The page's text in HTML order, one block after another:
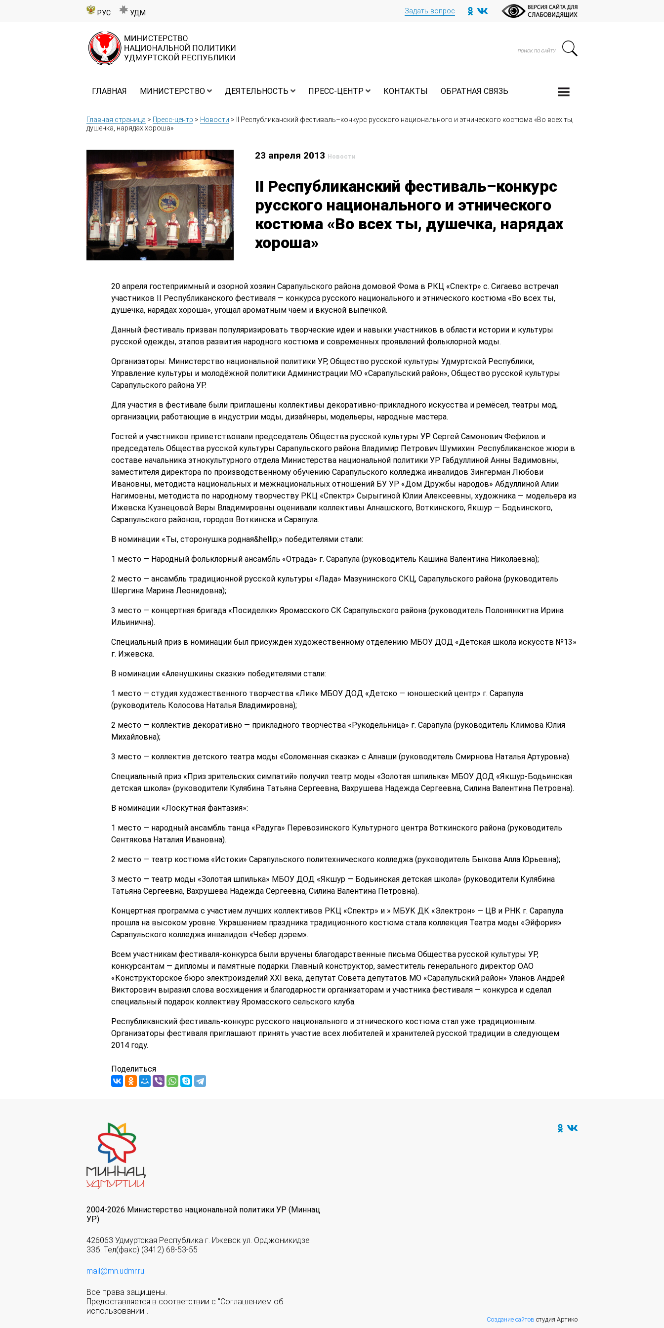
РУС УДМ Задать вопрос
ГЛАВНАЯ МИНИСТЕРСТВО ДЕЯТЕЛЬНОСТЬ ПРЕСС-ЦЕНТР КОНТАКТЫ ОБРАТНАЯ СВЯЗЬ
Главная страница > Пресс-центр > Новости >
II Республиканский фестиваль–конкурс русского национального и этнического костюма «Во всех ты,
душечка, нарядах хороша»
23 апреля 2013 Новости
II Республиканский фестиваль–конкурс
русского национального и этнического
костюма «Во всех ты, душечка, нарядах
хороша»
20 апреля гостеприимный и озорной хозяин Сарапульского района домовой Фома в РКЦ «Спектр» с. Сигаево встречал
участников II Республиканского фестиваля — конкурса русского национального и этнического костюма «Во всех ты,
душечка, нарядах хороша», угощал ароматным чаем и вкусной выпечкой.
Данный фестиваль призван популяризировать творческие идеи и навыки участников в области истории и культуры
русской одежды, этапов развития народного костюма и современных проявлений фольклорной моды.
Организаторы: Министерство национальной политики УР, Общество русской культуры Удмуртской Республики,
Управление культуры и молодёжной политики Администрации МО «Сарапульский район», Общество русской культуры
Сарапульского района УР.
Для участия в фестивале были приглашены коллективы декоративно-прикладного искусства и ремёсел, театры мод,
организации, работающие в индустрии моды, дизайнеры, модельеры, народные мастера.
Гостей и участников приветствовали председатель Общества русской культуры УР Сергей Самонович Фефилов и
председатель Общества русской культуры Сарапульского района Владимир Петрович Шумихин. Республиканское жюри в
составе начальника этнокультурного отдела Министерства национальной политики УР Габдуллиной Анны Вадимовны,
заместителя директора по производственному обучению Сарапульского колледжа инвалидов Зингерман Любови
Ивановны, методиста национальных и межнациональных отношений БУ УР «Дом Дружбы народов» Абдуллиной Алии
Нагимовны, методиста по народному творчеству РКЦ «Спектр» Сырыгиной Юлии Алексеевны, художника — модельера из
Ижевска Кузнецовой Веры Владимировны оценивали коллективы Алнашского, Воткинского, Якшур — Бодьинского,
Сарапульского районов, городов Воткинска и Сарапула.
В номинации «Ты, сторонушка родная&hellip;» победителями стали:
1 место — Народный фольклорный ансамбль «Отрада» г. Сарапула (руководитель Кашина Валентина Николаевна);
2 место — ансамбль традиционной русской культуры «Лада» Мазунинского СКЦ, Сарапульского района (руководитель
Шергина Марина Леонидовна);
3 место — концертная бригада «Посиделки» Яромасского СК Сарапульского района (руководитель Полонянкитна Ирина
Ильинична).
Специальный приз в номинации был присужден художественному отделению МБОУ ДОД «Детская школа искусств №13»
г. Ижевска.
В номинации «Аленушкины сказки» победителями стали:
1 место — студия художественного творчества «Лик» МБОУ ДОД «Детско — юношеский центр» г. Сарапула
(руководитель Колосова Наталья Владимировна);
2 место — коллектив декоративно — прикладного творчества «Рукодельница» г. Сарапула (руководитель Климова Юлия
Михайловна);
3 место — коллектив детского театра моды «Соломенная сказка» с Алнаши (руководитель Смирнова Наталья Артуровна).
Специальный приз «Приз зрительских симпатий» получил театр моды «Золотая шпилька» МБОУ ДОД «Якшур-Бодьинская
детская школа» (руководители Кулябина Татьяна Сергеевна, Вахрушева Надежда Сергеевна, Силина Валентина Петровна).
В номинации «Лоскутная фантазия»:
1 место — народный ансамбль танца «Радуга» Перевозинского Культурного центра Воткинского района (руководитель
Сентякова Наталия Ивановна).
2 место — театр костюма «Истоки» Сарапульского политехнического колледжа (руководитель Быкова Алла Юрьевна);
3 место — театр моды «Золотая шпилька» МБОУ ДОД «Якшур — Бодьинская детская школа» (руководители Кулябина
Татьяна Сергеевна, Вахрушева Надежда Сергеевна, Силина Валентина Петровна).
Концертная программа с участием лучших коллективов РКЦ «Спектр» и » МБУК ДК «Электрон» — ЦВ и РНК г. Сарапула
прошла на высоком уровне. Украшением праздника традиционного костюма стала коллекция Театра моды «Эйфория»
Сарапульского колледжа инвалидов «Чебер дэрем».
Всем участникам фестиваля-конкурса были вручены благодарственные письма Общества русской культуры УР,
конкурсантам — дипломы и памятные подарки. Главный конструктор, заместитель генерального директор ОАО
«Конструкторское бюро электроизделий ХХI века, депутат Совета депутатов МО «Сарапульский район» Уланов Андрей
Викторович выразил слова восхищения и благодарности организаторам и участника фестиваля — конкурса и сделал
специальный подарок коллективу Яромасского сельского клуба.
Республиканский фестиваль-конкурс русского национального и этнического костюма стал уже традиционным.
Организаторы фестиваля приглашают принять участие всех любителей и хранителей русской традиции в следующем
2014 году.
Поделиться
2004-2026 Министерство национальной политики УР (Миннац
УР)
426063 Удмуртская Республика г. Ижевск ул. Орджоникидзе
33б. Тел(факс) (3412) 68-53-55
mail@mn.udmr.ru
Все права защищены.
Предоставляется в соответствии с "Соглашением об
использовании".
Создание сайтов студия Артико